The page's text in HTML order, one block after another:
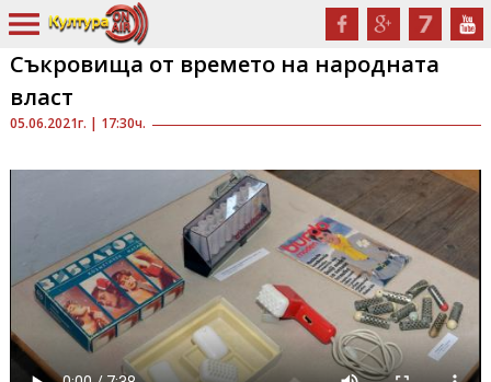
05.06.2021г. | 17:30ч.
Съкровища от времето на народната
власт